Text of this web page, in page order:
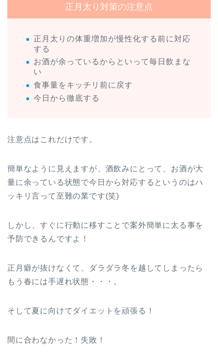
正月太り対策の注意点
正月太りの体重増加が慢性化する前に対応
する
お酒が余っているからといって毎日飲まな
い
食事量をキッチリ前に戻す
今日から徹底する
注意点はこれだけです。
簡単なように見えますが、酒飲みにとって、お酒が大
量に余っている状態で今日から対応するというのはハ
ッキリ言って至難の業です(笑)
しかし、すぐに行動に移すことで案外簡単に太る事を
予防できるんですよ！
正月癖が抜けなくて、ダラダラ冬を越してしまったら
もう春には手遅れ状態・・・。
そして夏に向けてダイエットを頑張る！
間に合わなかった！失敗！